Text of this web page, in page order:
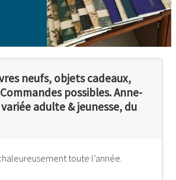
neufs, objets cadeaux,
possibles. Anne-
adulte & jeunesse, du
toute l’année.